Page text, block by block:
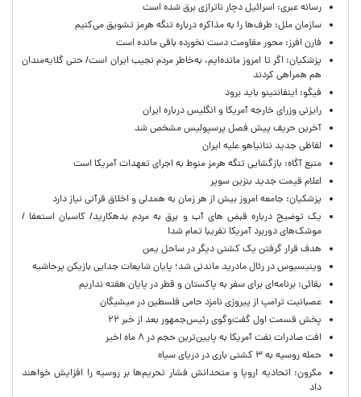
رسانه عبری: اسرائیل دچار ناترازی برق شده است
سازمان ملل: طرف‌ها را به مذاکره درباره تنگه هرمز تشویق می‌کنیم
فارن افرز: محور مقاومت دست نخورده باقی مانده است
پزشکیان: اگر تا امروز مانده‌ایم، به‌خاطر مردم نجیب ایران است/ حتی گلایه‌مندان
هم همراهی کردند
فیگو: اینفانتینو باید برود
رایزنی وزرای خارجه آمریکا و انگلیس درباره ایران
آخرین حریف پیش فصل پرسپولیس مشخص شد
لفاظی جدید نتانیاهو علیه ایران
منبع آگاه: بازگشایی تنگه هرمز منوط به اجرای تعهدات آمریکا است
اعلام قیمت جدید بنزین سوپر
پزشکیان: جامعه امروز بیش از هر زمان به همدلی و اخلاق قرآنی نیاز دارد
یک توضیح درباره قبض های آب و برق به مردم بدهکارید/ کاسبان استعفا /
موشک‌های دوربرد آمریکا تقریبا تمام شد!
هدف قرار گرفتن یک کشتی دیگر در ساحل یمن
وینیسیوس در رئال مادرید ماندنی شد؛ پایان شایعات جدایی بازیکن پرحاشیه
بقائی: برنامه‌ای برای سفر به پاکستان و قطر در پایان هفته نداریم
عصبانیت ترامپ از پیروزی نامزد حامی فلسطین در میشیگان
پخش قسمت اول گفت‌وگوی رئیس‌جمهور بعد از خبر ۲۲
افت صادرات نفت آمریکا به پایین‌ترین حجم در ۸ ماه اخیر
حمله روسیه به ۳ کشتی باری در دریای سیاه
مکرون: اتحادیه اروپا و متحدانش فشار تحریم‌ها بر روسیه را افزایش خواهند
داد